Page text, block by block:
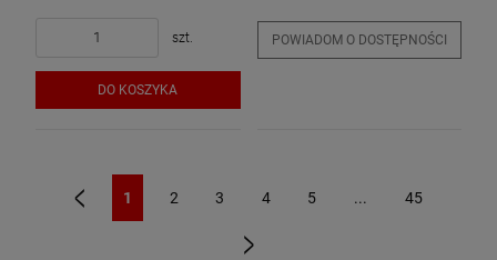
szt.
DO KOSZYKA
POWIADOM O DOSTĘPNOŚCI
1 2 3 4 5 ... 45